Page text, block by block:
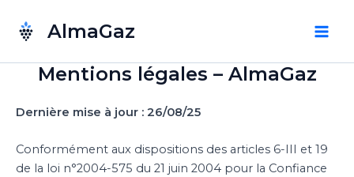
AlmaGaz
Mentions légales – AlmaGaz
Dernière mise à jour : 26/08/25
Conformément aux dispositions des articles 6-III et 19
de la loi n°2004-575 du 21 juin 2004 pour la Confiance